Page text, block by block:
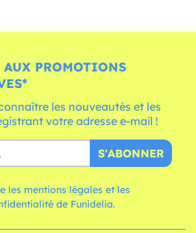
AUX PROMOTIONS
les nouveautés et les
votre adresse e-mail !
S'ABONNER
les mentions légales et les
de Funidelia.